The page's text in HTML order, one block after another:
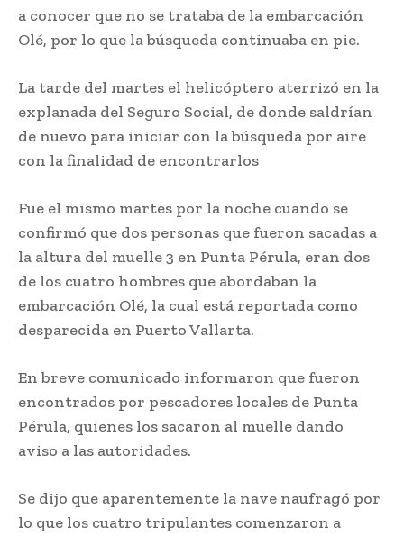
a conocer que no se trataba de la embarcación
Olé, por lo que la búsqueda continuaba en pie.
La tarde del martes el helicóptero aterrizó en la
explanada del Seguro Social, de donde saldrían
de nuevo para iniciar con la búsqueda por aire
con la finalidad de encontrarlos
Fue el mismo martes por la noche cuando se
confirmó que dos personas que fueron sacadas a
la altura del muelle 3 en Punta Pérula, eran dos
de los cuatro hombres que abordaban la
embarcación Olé, la cual está reportada como
desparecida en Puerto Vallarta.
En breve comunicado informaron que fueron
encontrados por pescadores locales de Punta
Pérula, quienes los sacaron al muelle dando
aviso a las autoridades.
Se dijo que aparentemente la nave naufragó por
lo que los cuatro tripulantes comenzaron a